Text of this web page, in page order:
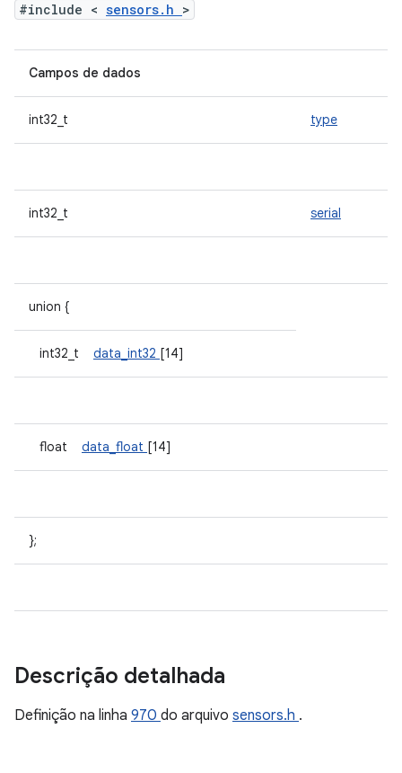
#include < sensors.h >
Campos de dados
int32_t type
int32_t serial
union {
int32_t data_int32 [14]
float data_float [14]
};
Descrição detalhada
Definição na linha 970 do arquivo sensors.h .